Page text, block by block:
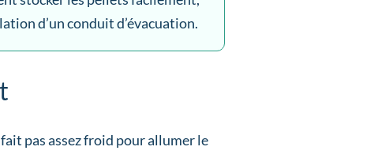
d’un conduit d’évacuation.
pas assez froid pour allumer le